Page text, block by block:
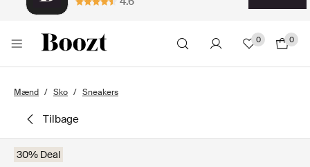
0 0
Mænd Sko Sneakers
tilbage
30% Deal